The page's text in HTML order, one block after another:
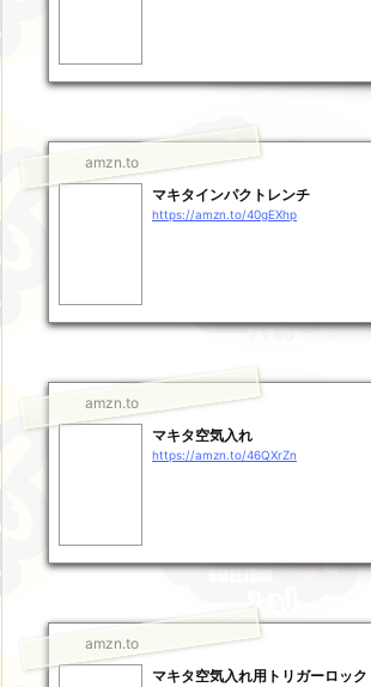
amzn.to
マキタインパクトレンチ
https://amzn.to/40gEXhp
amzn.to
マキタ空気入れ
https://amzn.to/46QXrZn
amzn.to
マキタ空気入れ用トリガーロック